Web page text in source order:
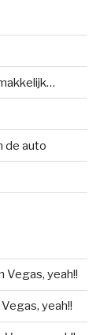
de auto
Vegas, yeah!!
yeah!!